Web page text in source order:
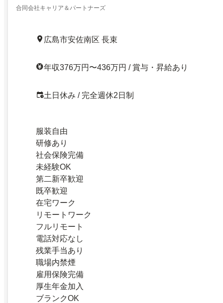
合同会社キャリア＆パートナーズ
広島市安佐南区 長束
年収376万円〜436万円 / 賞与・昇給あり
土日休み / 完全週休2日制
服装自由
研修あり
社会保険完備
未経験OK
第二新卒歓迎
既卒歓迎
在宅ワーク
リモートワーク
フルリモート
電話対応なし
残業手当あり
職場内禁煙
雇用保険完備
厚生年金加入
ブランクOK